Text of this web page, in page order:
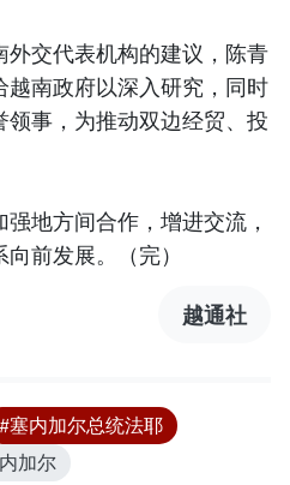
交代表机构的建议，陈青
南政府以深入研究，同时
事，为推动双边经贸、投
地方间合作，增进交流，
前发展。（完）
越通社
#塞内加尔总统法耶
加尔